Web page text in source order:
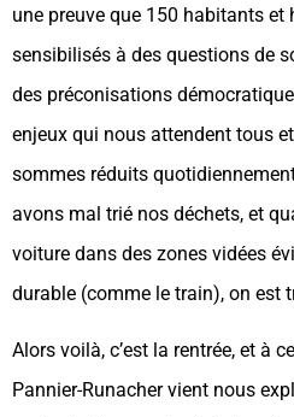
une preuve que 150 habitants
sensibilisés à des questions de
des préconisations
enjeux qui nous attendent tous
sommes réduits
avons mal trié nos déchets, et
voiture dans des zones vidées
durable (comme le train), on est
Alors voilà, c’est la rentrée, et à
Pannier-Runacher vient nous